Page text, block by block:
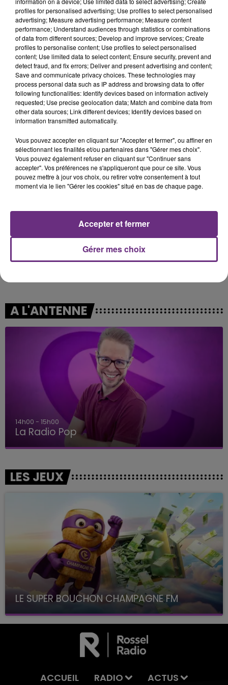
21h23
21h23
Je Cours
21h20
21h20
I Knew It, I Knew You
21h17
21h17 21h14
21h14
A L'ANTENNE
14h00 - 15h00
La Radio Pop
LES JEUX
LE SUPER BOUCHON CHAMPAGNE FM
avec La Famille Champagne FM, à 8H10
ACCUEIL RADIO ACTUS
profiles for personalised advertising; Use profiles to select personalised
advertising; Measure advertising performance; Measure content
performance; Understand audiences through statistics or combinations
of data from different sources; Develop and improve services; Create
profiles to personalise content; Use profiles to select personalised
content; Use limited data to select content; Ensure security, prevent and
detect fraud, and fix errors; Deliver and present advertising and content;
Save and communicate privacy choices. These technologies may
process personal data such as IP address and browsing data to offer
following functionalities: Identify devices based on information actively
requested; Use precise geolocation data; Match and combine data from
other data sources; Link different devices; Identify devices based on
information transmitted automatically.
Vous pouvez accepter en cliquant sur "Accepter et fermer", ou affiner en
sélectionnant les finalités et/ou partenaires dans "Gérer mes choix".
Vous pouvez également refuser en cliquant sur "Continuer sans
accepter". Vos préférences ne s'appliqueront que pour ce site. Vous
pouvez mettre à jour vos choix, ou retirer votre consentement à tout
moment via le lien "Gérer les cookies" situé en bas de chaque page.
Gérer mes choix
Accepter et fermer